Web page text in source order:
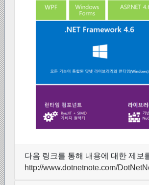
다음 링크를 통해 내용에 대한 제보
http://www.dotnetnote.com/